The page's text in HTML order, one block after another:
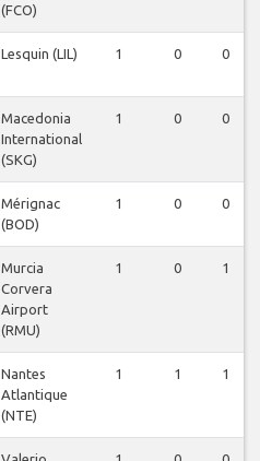
(FCO)
Lesquin (LIL) 1 0 0
Macedonia
International
(SKG)
1 0 0
Mérignac
(BOD)
1 0 0
Murcia
Corvera
Airport
(RMU)
1 0 1
Nantes
Atlantique
(NTE)
1 1 1